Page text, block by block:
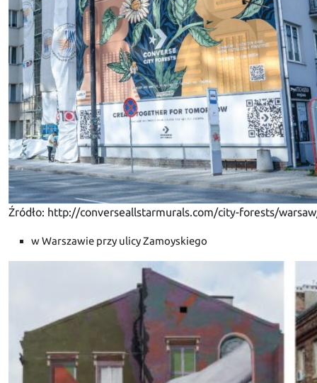
Źródło: http://converseallstarmurals.com/city-forests/
w Warszawie przy ulicy Zamoyskiego